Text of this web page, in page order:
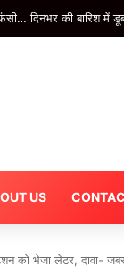
दिनभर की बारिश में
US
को भेजा लेटर, दावा-